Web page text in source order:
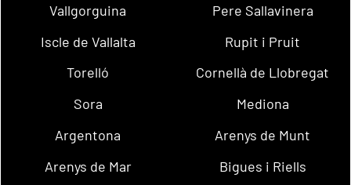
Vallgorguina
Pere Sallavinera
Iscle de Vallalta
Rupit i Pruit
Torelló
Cornellà de Llobregat
Sora
Mediona
Argentona
Arenys de Munt
Arenys de Mar
Bigues i Riells